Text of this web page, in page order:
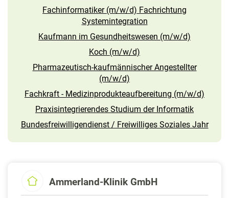
Fachinformatiker (m/w/d) Fachrichtung
Systemintegration
Kaufmann im Gesundheitswesen (m/w/d)
Koch (m/w/d)
Pharmazeutisch-kaufmännischer Angestellter
(m/w/d)
Fachkraft - Medizinprodukteaufbereitung (m/w/d)
Praxisintegrierendes Studium der Informatik
Bundesfreiwilligendienst / Freiwilliges Soziales Jahr
Ammerland-Klinik GmbH